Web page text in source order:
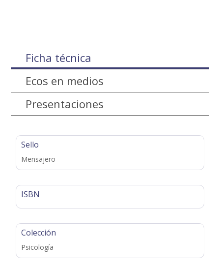
Ficha técnica
Ecos en medios
Presentaciones
Sello
Mensajero
ISBN
Colección
Psicología